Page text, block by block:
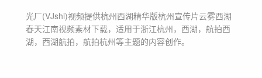
光厂(VJshi)视频提供杭州西湖精华版杭州宣传片云雾西湖
春天江南视频素材下载，适用于浙江杭州，西湖，航拍西
湖，西湖航拍，航拍杭州等主题的内容创作。